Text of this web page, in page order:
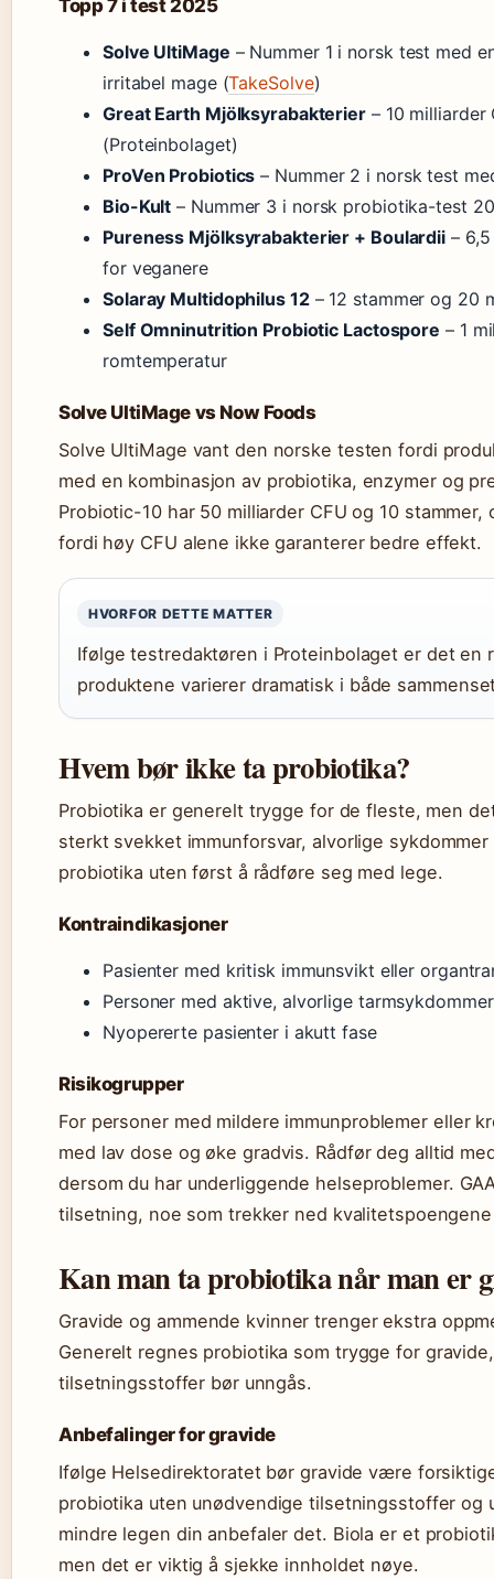
Topp 7 i test 2025
Solve UltiMage – Nummer 1 i norsk test med
irritabel mage (TakeSolve)
Great Earth Mjölksyrabakterier – 10 milliarder
(Proteinbolaget)
ProVen Probiotics – Nummer 2 i norsk test
Bio-Kult – Nummer 3 i norsk probiotika-test
Pureness Mjölksyrabakterier + Boulardii –
for veganere
Solaray Multidophilus 12– 12 stammer og 20
Self Omninutrition Probiotic Lactospore – 1
romtemperatur
Solve UltiMage vs Now Foods
Solve UltiMage vant den norske testen fordi
med en kombinasjon av probiotika, enzymer og
Probiotic-10 har 50 milliarder CFU og 10
fordi høy CFU alene ikke garanterer bedre effekt.
HVORFOR DETTE MATTER
Ifølge testredaktøren i Proteinbolaget er det en
produktene varierer dramatisk i både
Hvem bør ikke ta probiotika?
Probiotika er generelt trygge for de fleste, men
sterkt svekket immunforsvar, alvorlige
probiotika uten først å rådføre seg med lege.
Kontraindikasjoner
Pasienter med kritisk immunsvikt eller
Personer med aktive, alvorlige tarmsykdommer
Nyopererte pasienter i akutt fase
Risikogrupper
For personer med mildere immunproblemer eller
med lav dose og øke gradvis. Rådfør deg alltid
dersom du har underliggende helseproblemer.
tilsetning, noe som trekker ned
Kan man ta probiotika når man er
Gravide og ammende kvinner trenger ekstra
Generelt regnes probiotika som trygge for
tilsetningsstoffer bør unngås.
Anbefalinger for gravide
Ifølge Helsedirektoratet bør gravide være
probiotika uten unødvendige tilsetningsstoffer og
mindre legen din anbefaler det. Biola er et
men det er viktig å sjekke innholdet nøye.